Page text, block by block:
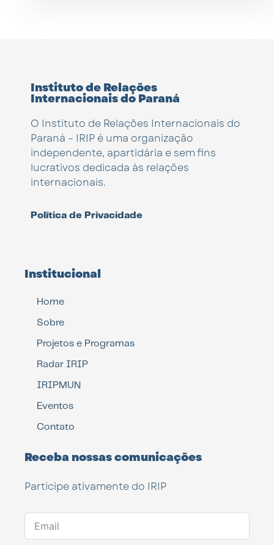
Instituto de Relações
Internacionais do Paraná
O Instituto de Relações Internacionais do
Paraná – IRIP é uma organização
independente, apartidária e sem fins
lucrativos dedicada às relações
internacionais.
Política de Privacidade
Institucional
Home
Sobre
Projetos e Programas
Radar IRIP
IRIPMUN
Eventos
Contato
Receba nossas comunicações
Participe ativamente do IRIP